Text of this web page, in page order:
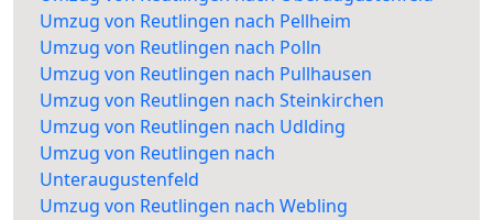
Umzug von Reutlingen nach Pellheim
Umzug von Reutlingen nach Polln
Umzug von Reutlingen nach Pullhausen
Umzug von Reutlingen nach Steinkirchen
Umzug von Reutlingen nach Udlding
Umzug von Reutlingen nach
Unteraugustenfeld
Umzug von Reutlingen nach Webling